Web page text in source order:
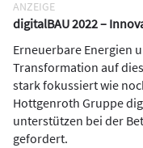
ANZEIGE
digitalBAU 2022 –
Erneuerbare Energien
Transformation auf
stark fokussiert wie
Hottgenroth Gruppe
unterstützen bei der
gefordert.